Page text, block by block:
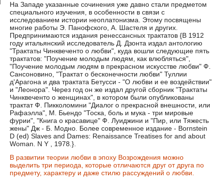
На Западе указанные сочинения уже давно стали предметом
специального изучения, в особенности в связи с
исследованием истории неоплатонизма. Этому посвящены
многие работы Э. Панофского, А. Шастеля и других.
Предпринимаются издания ренессансных трактатов {В 1912
году итальянский исследователь Д. Дзонта издал антологию
"Трактаты Чинквеченто о любви", куда вошли следующие пять
трактатов: "Поучение молодым людям, как влюбляться",
"Поучение молодым людям в прекрасном искусстве любви" Ф.
Сансоновино, "Трактат о бесконечности любви" Туллии
д'Арагона и два трактата Бетусси - "О любви и ее воздействии"
и "Леонора". Через год он же издал другой сборник "Трактаты
Чинквеченто о женщинах", в котором были опубликованы
трактат Ф. Пикколомини "Диалог о прекрасной внешности, или
Рафаэлла", М. Бьендо "Тоска, боль и мука - три мировые
фурии", "Книга о красавице" Ф. Луиджини и "Пир, или Тяжесть
жены" Дж - Б. Модно. Более современное издание - Bornstein
D (ed) Slaves and Dames: Renaissance Treatises for and about
Woman. N Y , 1978.}.
В развитии теории любви в эпоху Возрождения можно
выделить три периода, которые отличаются друг от друга по
предмету, характеру и даже стилю рассуждений о любви.